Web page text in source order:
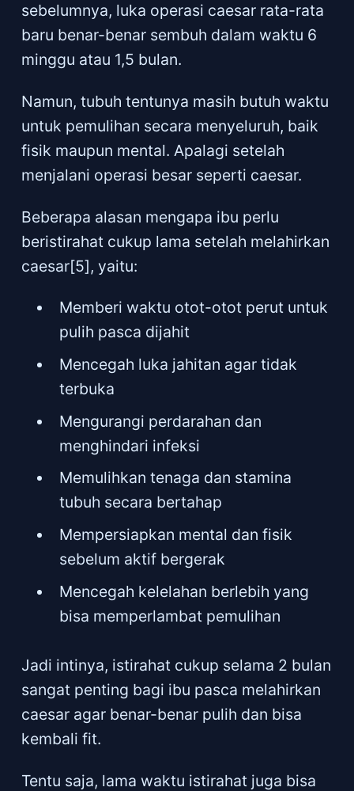
sebelumnya, luka operasi caesar rata-rata
baru benar-benar sembuh dalam waktu 6
minggu atau 1,5 bulan.
Namun, tubuh tentunya masih butuh waktu
untuk pemulihan secara menyeluruh, baik
fisik maupun mental. Apalagi setelah
menjalani operasi besar seperti caesar.
Beberapa alasan mengapa ibu perlu
beristirahat cukup lama setelah melahirkan
caesar[5], yaitu:
Memberi waktu otot-otot perut untuk
pulih pasca dijahit
Mencegah luka jahitan agar tidak
terbuka
Mengurangi perdarahan dan
menghindari infeksi
Memulihkan tenaga dan stamina
tubuh secara bertahap
Mempersiapkan mental dan fisik
sebelum aktif bergerak
Mencegah kelelahan berlebih yang
bisa memperlambat pemulihan
Jadi intinya, istirahat cukup selama 2 bulan
sangat penting bagi ibu pasca melahirkan
caesar agar benar-benar pulih dan bisa
kembali fit.
Tentu saja, lama waktu istirahat juga bisa